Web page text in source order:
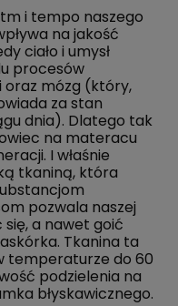
i tempo naszego
na jakość
ciało i umysł
procesów
mózg (który,
za stan
dnia). Dlatego tak
na materacu
I właśnie
tkaniną, która
pozwala naszej
a nawet goić
Tkanina ta
temperaturze do 60
podzielenia na
błyskawicznego.